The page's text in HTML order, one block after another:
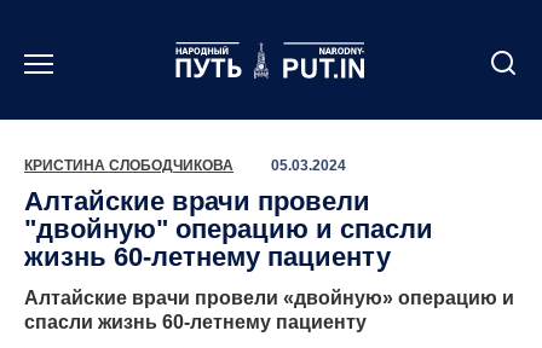
содержанию
КРИСТИНА СЛОБОДЧИКОВА 05.03.2024
Алтайские врачи провели
"двойную" операцию и спасли
жизнь 60-летнему пациенту
Алтайские врачи провели «двойную» операцию и
спасли жизнь 60-летнему пациенту